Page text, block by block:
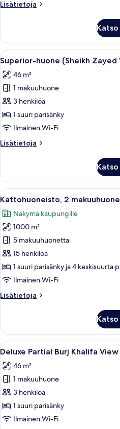
kuvat
Lisätietoja
Lisätietoja
(Burj
Khalifa
View)
Avaa
kaikki
huonetyypin
Superior-
huone
(Sheikh
Zayed
kuvat
4
Superior-huone (Sheikh Zayed
46 m²
1 makuuhuone
3 henkilöä
1 suuri parisänky
Ilmainen Wi-Fi
Lisätietoja
Lisätietoja
(Sheikh
Zayed
View)
Avaa
kaikki
huonetyypin
Kattohuoneisto,
2
makuuhuonetta
kuvat
7
Kattohuoneisto, 2
Näkymä kaupungille
1000 m²
5 makuuhuonetta
15 henkilöä
1 suuri parisänky ja 4 keskisuurta
Ilmainen Wi-Fi
Lisätietoja
Lisätietoja
makuuhuonetta
Avaa
kaikki
huonetyypin
Deluxe
Partial
Burj
Khalifa
4
Deluxe Partial Burj Khalifa View
46 m²
1 makuuhuone
3 henkilöä
1 suuri parisänky
Ilmainen Wi-Fi